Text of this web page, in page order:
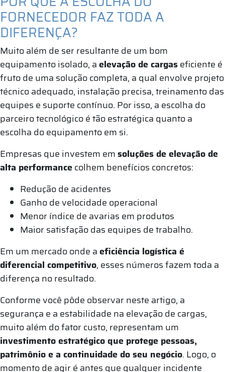
FORNECEDOR FAZ TODA A
DIFERENÇA?
Muito além de ser resultante de um bom
equipamento isolado, aelevação de cargaseficiente é
fruto de uma solução completa, a qual envolve projeto
técnico adequado, instalação precisa, treinamento das
equipes e suporte contínuo. Por isso, a escolha do
parceiro tecnológico é tão estratégica quanto a
escolha do equipamento em si.
Empresas que investem emsoluções de elevação de
alta performancecolhem benefícios concretos:
Redução de acidentes
Ganho de velocidade operacional
Menor índice de avarias em produtos
Maior satisfação das equipes de trabalho.
Em um mercado onde aeficiência logística é
diferencial competitivo, esses números fazem toda a
diferença no resultado.
Conforme você pôde observar neste artigo, a
segurança e a estabilidade na elevação de cargas,
muito além do fator custo, representam um
investimento estratégico que protege pessoas,
patrimônio e a continuidade do seu negócio. Logo, o
momento de agir é antes que qualquer incidente